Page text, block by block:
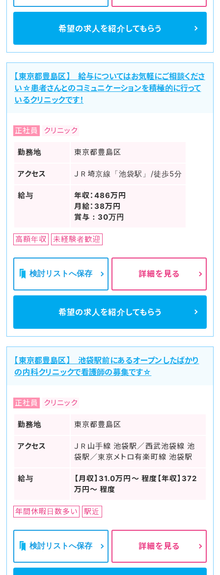
希望の求人を紹介してもらう
【東京都豊島区】 給与についてはお気軽にご相談くださ
い☆患者さんとのコミュニケーションを積極的に行って
いるクリニックです！
正社員 クリニック
勤務地 東京都豊島区
アクセス ＪＲ埼京線「池袋駅」/徒歩5分
給与
年収：486万円
月給：38万円
賞与：30万円
高額年収 未経験者歓迎
検討リストへ保存 詳細を見る
希望の求人を紹介してもらう
【東京都豊島区】 池袋駅前にあるオープンしたばかり
の内科クリニックで看護師の募集です☆
正社員 クリニック
勤務地 東京都豊島区
アクセス
ＪＲ山手線 池袋駅／西武池袋線 池
袋駅／東京メトロ有楽町線 池袋駅
給与
【月収】31.0万円～ 程度【年収】372
万円～ 程度
年間休暇日数多い 駅近
検討リストへ保存 詳細を見る